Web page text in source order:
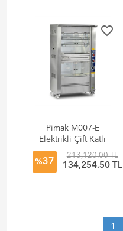
favorite_border
Pimak M007-E
Elektrikli Çift Katlı
Tamburlu
Dinlendirmeli Piliç
Makinesi
%37
213,120.00 TL
134,254.50 TL
1